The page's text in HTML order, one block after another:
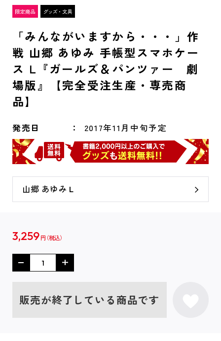
「みんながいますから・・・」作
戦 山郷 あゆみ 手帳型スマホケー
ス L『ガールズ＆パンツァー 劇
場版』【完全受注生産・専売商
品】
発売日 2017年11月中旬予定
山郷 あゆみ L
3,259 円
販売が終了している商品です